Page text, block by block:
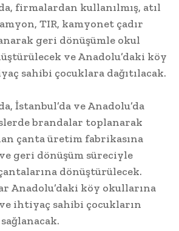
firmalardan kullanılmış, atıl
TIR, kamyonet çadır
geri dönüşümle okul
ve Anadolu’daki köy
sahibi çocuklara dağıtılacak.
İstanbul’da ve Anadolu’da
brandalar toplanarak
çanta üretim fabrikasına
geri dönüşüm süreciyle
dönüştürülecek.
Anadolu’daki köy okullarına
ihtiyaç sahibi çocukların